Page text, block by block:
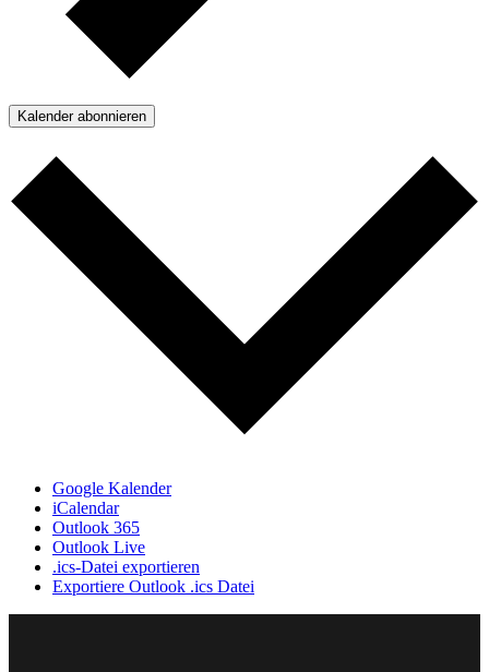
Kalender abonnieren
Google Kalender
iCalendar
Outlook 365
Outlook Live
.ics-Datei exportieren
Exportiere Outlook .ics Datei